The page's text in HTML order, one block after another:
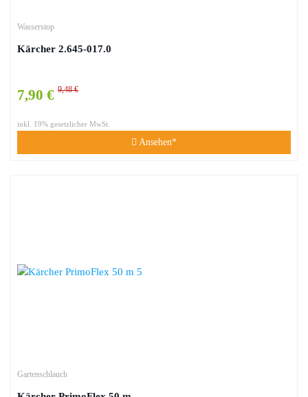
Wasserstop
Kärcher 2.645-017.0
7,90 € 9,48 €
inkl. 19% gesetzlicher MwSt.
Ansehen*
Gartenschlauch